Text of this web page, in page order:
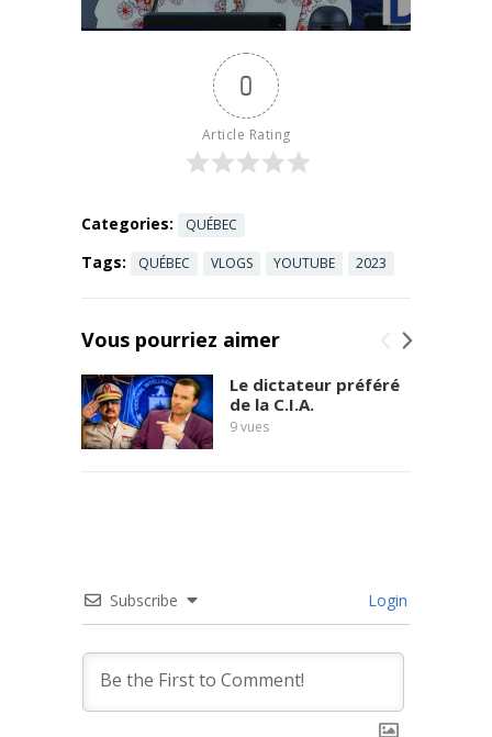
2026-2027
révèle des
nt CAQ et les
acteurs du
0
Article Rating
Categories: QUÉBEC
Tags: QUÉBEC VLOGS YOUTUBE 2023
Vous pourriez aimer
Le dictateur préféré
de la C.I.A.
9vues
Subscribe Login